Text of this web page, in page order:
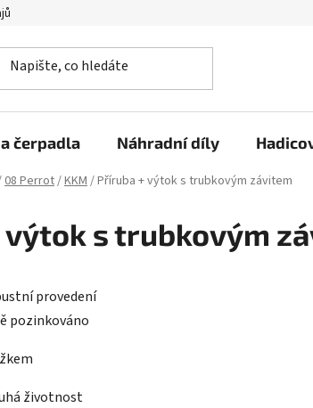
čerpadla Náhradní díly
08 Perrot/KKM/Příruba + výtok s trubkovým závitem
výtok s trubkovým
provedení
pozinkováno
životnost